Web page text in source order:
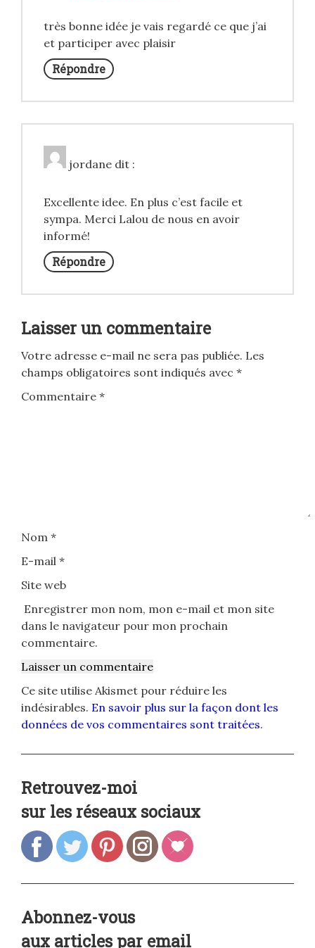
très bonne idée je vais regardé ce que j’ai
et participer avec plaisir
Répondre
jordane dit :
Excellente idee. En plus c’est facile et
sympa. Merci Lalou de nous en avoir
informé!
Répondre
Laisser un commentaire
Votre adresse e-mail ne sera pas publiée. Les
champs obligatoires sont indiqués avec *
Commentaire *
Nom *
E-mail *
Site web
Enregistrer mon nom, mon e-mail et mon site
dans le navigateur pour mon prochain
commentaire.
Ce site utilise Akismet pour réduire les
indésirables. En savoir plus sur la façon dont les
données de vos commentaires sont traitées.
Retrouvez-moi
sur les réseaux sociaux
Abonnez-vous
aux articles par email